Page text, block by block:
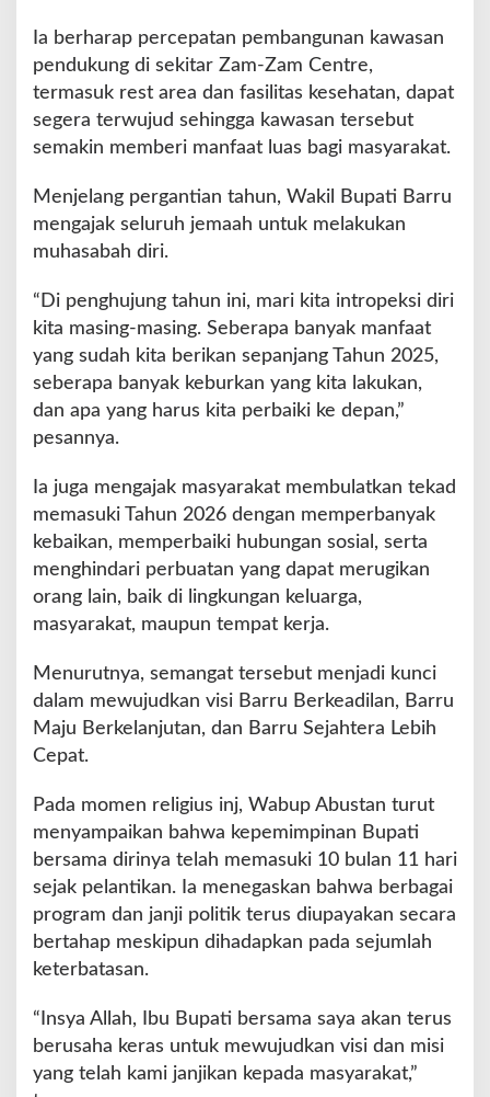
Ia berharap percepatan pembangunan kawasan
pendukung di sekitar Zam-Zam Centre,
termasuk rest area dan fasilitas kesehatan, dapat
segera terwujud sehingga kawasan tersebut
semakin memberi manfaat luas bagi masyarakat.
Menjelang pergantian tahun, Wakil Bupati Barru
mengajak seluruh jemaah untuk melakukan
muhasabah diri.
“Di penghujung tahun ini, mari kita intropeksi diri
kita masing-masing. Seberapa banyak manfaat
yang sudah kita berikan sepanjang Tahun 2025,
seberapa banyak keburkan yang kita lakukan,
dan apa yang harus kita perbaiki ke depan,”
pesannya.
Ia juga mengajak masyarakat membulatkan tekad
memasuki Tahun 2026 dengan memperbanyak
kebaikan, memperbaiki hubungan sosial, serta
menghindari perbuatan yang dapat merugikan
orang lain, baik di lingkungan keluarga,
masyarakat, maupun tempat kerja.
Menurutnya, semangat tersebut menjadi kunci
dalam mewujudkan visi Barru Berkeadilan, Barru
Maju Berkelanjutan, dan Barru Sejahtera Lebih
Cepat.
Pada momen religius inj, Wabup Abustan turut
menyampaikan bahwa kepemimpinan Bupati
bersama dirinya telah memasuki 10 bulan 11 hari
sejak pelantikan. Ia menegaskan bahwa berbagai
program dan janji politik terus diupayakan secara
bertahap meskipun dihadapkan pada sejumlah
keterbatasan.
“Insya Allah, Ibu Bupati bersama saya akan terus
berusaha keras untuk mewujudkan visi dan misi
yang telah kami janjikan kepada masyarakat,”